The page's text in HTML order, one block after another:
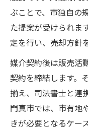
ぶことで、市独自の
た提案が受けられま
定を行い、売却方針
媒介契約後は販売活
契約を締結します。
揃え、司法書士と連
門真市では、市有地
きが必要となるケー